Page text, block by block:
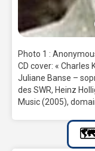
Photo 1 :
CD cover: « Charles
Juliane Banse –
des SWR, Heinz
Music (2005),